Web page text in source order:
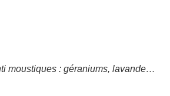
moustiques : géraniums, lavande…